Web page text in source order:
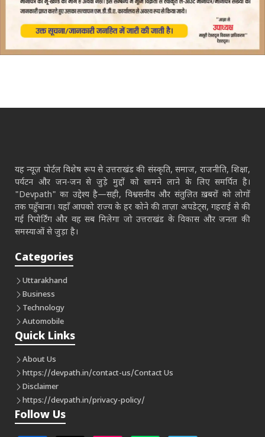
यह न्यूज़ पोर्टल विशेष रूप से उत्तराखंड की संस्कृति, समाज, राजनीति, शिक्षा,
पर्यटन और जन-जन से जुड़े मुद्दों को सामने लाने के लिए समर्पित है।
"Devpath" का उद्देश्य है—सही, विश्वसनीय और संतुलित ख़बरों को लोगों
तक पहुँचाना। यहाँ आपको राज्य के हर कोने की ताज़ा अपडेट्स, गहराई से की
गई रिपोर्टिंग और वह सब मिलेगा जो उत्तराखंड के विकास और जनता की
समस्याओं से जुड़ा है।
Categories
Uttarakhand
Business
Technology
Automobile
Quick Links
About Us
https://devpath.in/contact-us/Contact Us
Disclaimer
https://devpath.in/privacy-policy/
Follow Us